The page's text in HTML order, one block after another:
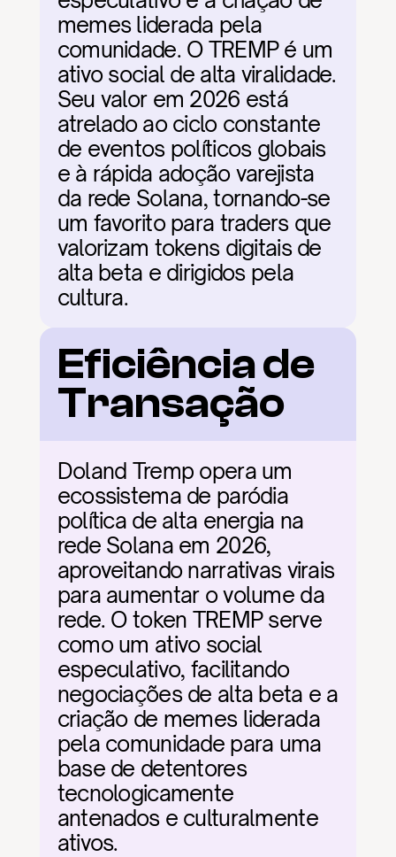
memes liderada pela
comunidade. O TREMP é um
ativo social de alta viralidade.
Seu valor em 2026 está
atrelado ao ciclo constante
de eventos políticos globais
e à rápida adoção varejista
da rede Solana, tornando-se
um favorito para traders que
valorizam tokens digitais de
alta beta e dirigidos pela
cultura.
Eficiência de
Transação
Doland Tremp opera um
ecossistema de paródia
política de alta energia na
rede Solana em 2026,
aproveitando narrativas virais
para aumentar o volume da
rede. O token TREMP serve
como um ativo social
especulativo, facilitando
negociações de alta beta e a
criação de memes liderada
pela comunidade para uma
base de detentores
tecnologicamente
antenados e culturalmente
ativos.